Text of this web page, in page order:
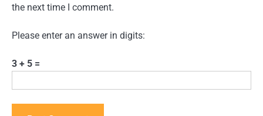
the next time I comment.
Please enter an answer in digits:
3 + 5 =